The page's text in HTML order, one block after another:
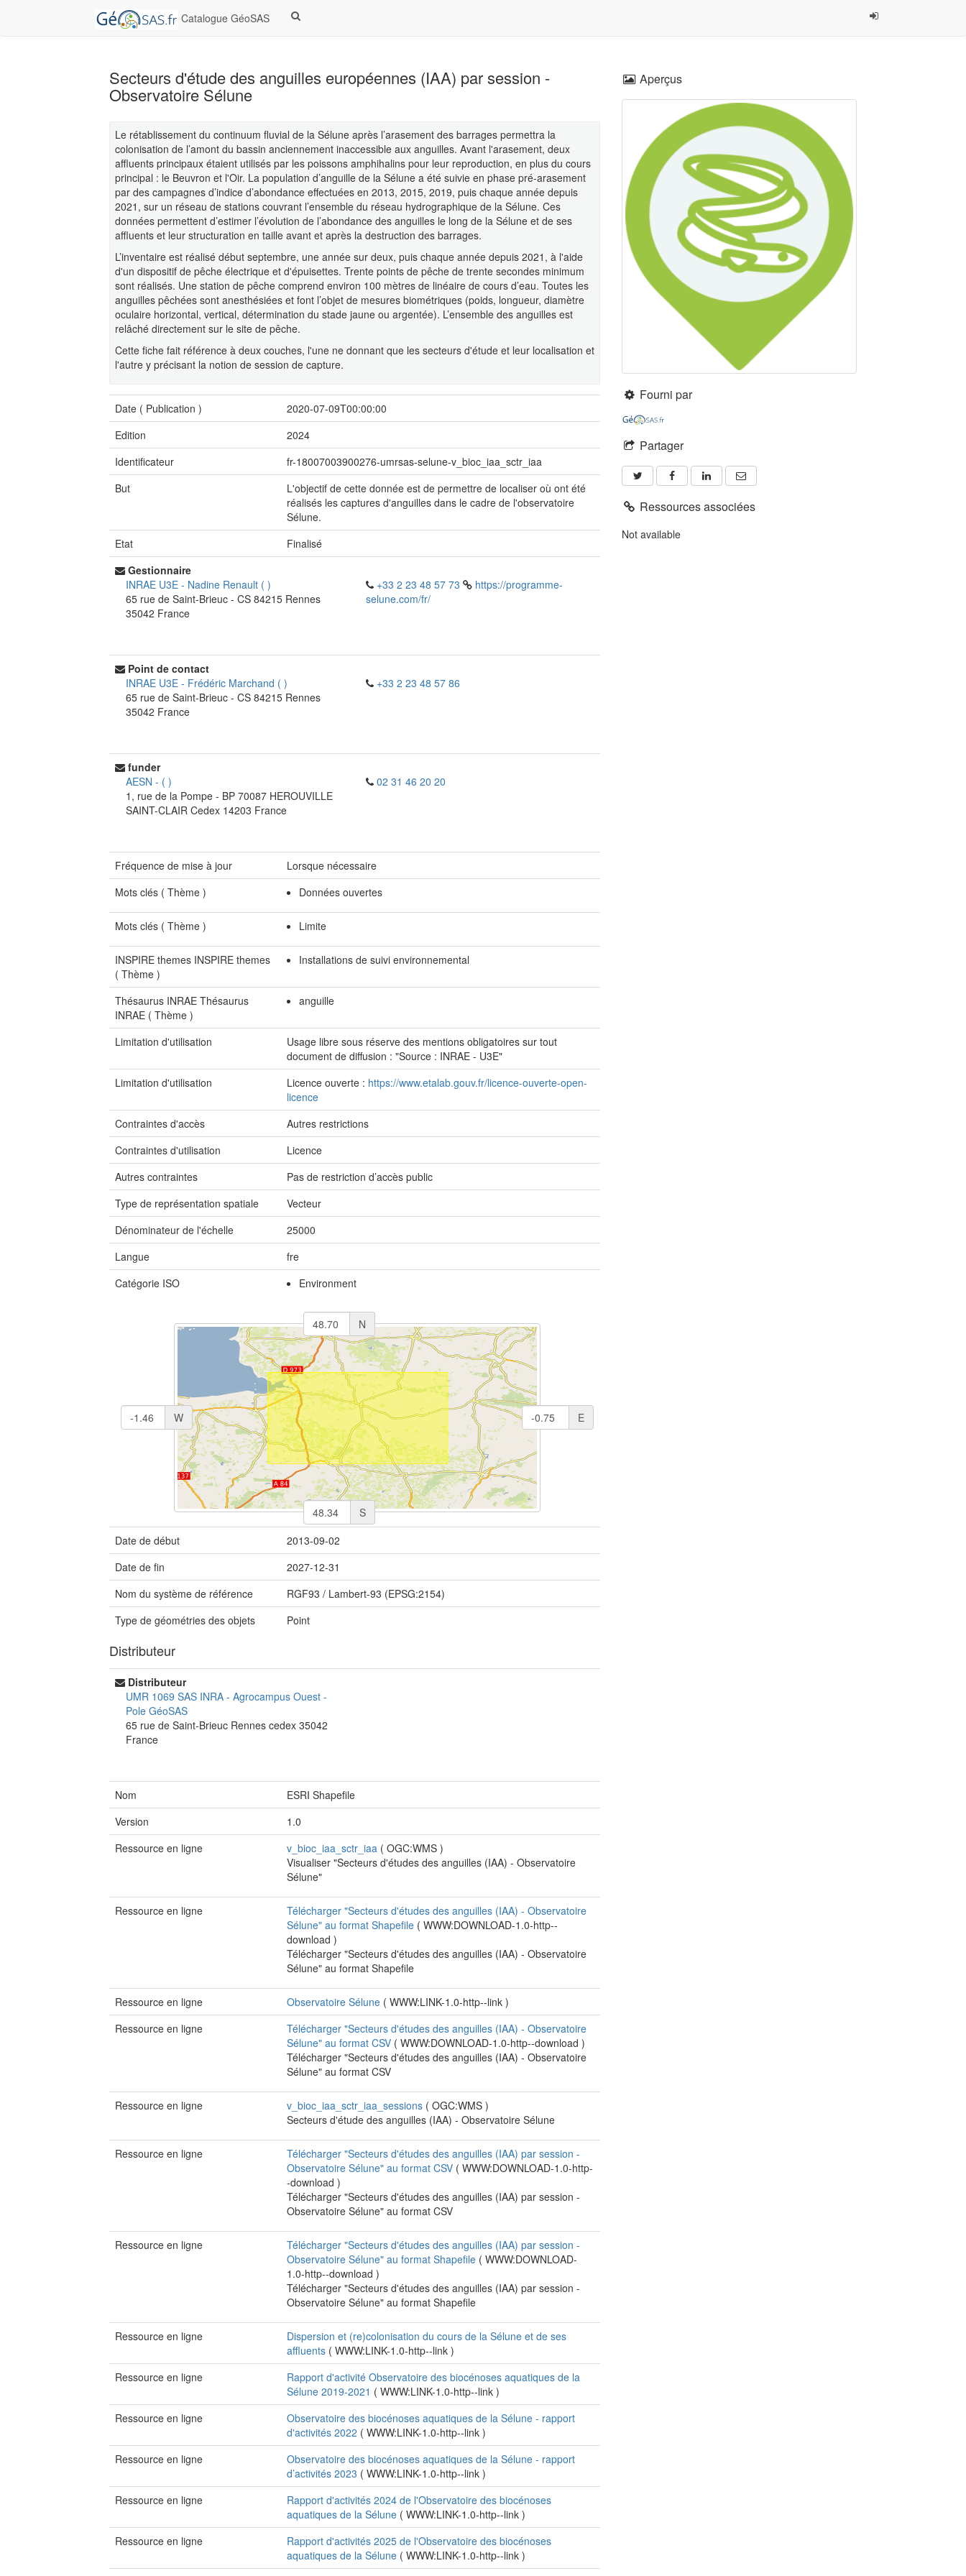
Catalogue GéoSAS
Secteurs d'étude des anguilles européennes (IAA) par session -
Observatoire Sélune
Le rétablissement du continuum fluvial de la Sélune après l’arasement des barrages permettra la
colonisation de l’amont du bassin anciennement inaccessible aux anguilles. Avant l'arasement, deux
affluents principaux étaient utilisés par les poissons amphihalins pour leur reproduction, en plus du cours
principal : le Beuvron et l'Oir. La population d’anguille de la Sélune a été suivie en phase pré-arasement
par des campagnes d’indice d’abondance effectuées en 2013, 2015, 2019, puis chaque année depuis
2021, sur un réseau de stations couvrant l’ensemble du réseau hydrographique de la Sélune. Ces
données permettent d’estimer l’évolution de l’abondance des anguilles le long de la Sélune et de ses
affluents et leur structuration en taille avant et après la destruction des barrages.
L’inventaire est réalisé début septembre, une année sur deux, puis chaque année depuis 2021, à l'aide
d'un dispositif de pêche électrique et d'épuisettes. Trente points de pêche de trente secondes minimum
sont réalisés. Une station de pêche comprend environ 100 mètres de linéaire de cours d’eau. Toutes les
anguilles pêchées sont anesthésiées et font l’objet de mesures biométriques (poids, longueur, diamètre
oculaire horizontal, vertical, détermination du stade jaune ou argentée). L’ensemble des anguilles est
relâché directement sur le site de pêche.
Cette fiche fait référence à deux couches, l'une ne donnant que les secteurs d'étude et leur localisation et
l'autre y précisant la notion de session de capture.
Date ( Publication )
2020-07-09T00:00:00
Edition
2024
Identificateur
fr-18007003900276-umrsas-selune-v_bioc_iaa_sctr_iaa
But
L'objectif de cette donnée est de permettre de localiser où ont été
réalisés les captures d'anguilles dans le cadre de l'observatoire
Sélune.
Etat
Finalisé
Gestionnaire
INRAE U3E - Nadine Renault ( )
65 rue de Saint-Brieuc - CS 84215 Rennes
35042 France
+33 2 23 48 57 73
https://programme-
selune.com/fr/
Point de contact
INRAE U3E - Frédéric Marchand ( )
65 rue de Saint-Brieuc - CS 84215 Rennes
35042 France
+33 2 23 48 57 86
funder
AESN - ( )
1, rue de la Pompe - BP 70087 HEROUVILLE
SAINT-CLAIR Cedex 14203 France
02 31 46 20 20
Fréquence de mise à jour
Lorsque nécessaire
Mots clés ( Thème ) Données ouvertes
Mots clés ( Thème ) Limite
INSPIRE themes INSPIRE themes
( Thème )
Installations de suivi environnemental
Thésaurus INRAE Thésaurus
INRAE ( Thème )
anguille
Limitation d'utilisation
Usage libre sous réserve des mentions obligatoires sur tout
document de diffusion : "Source : INRAE - U3E"
Limitation d'utilisation
Licence ouverte : https://www.etalab.gouv.fr/licence-ouverte-open-
licence
Contraintes d'accès
Autres restrictions
Contraintes d'utilisation
Licence
Autres contraintes
Pas de restriction d’accès public
Type de représentation spatiale
Vecteur
Dénominateur de l'échelle
25000
Langue
fre
Catégorie ISO
Environment
N
S
E
W
Date de début
2013-09-02
Date de fin
2027-12-31
Nom du système de référence
RGF93 / Lambert-93 (EPSG:2154)
Type de géométries des objets
Point
Distributeur
Distributeur
UMR 1069 SAS INRA - Agrocampus Ouest -
Pole GéoSAS
65 rue de Saint-Brieuc Rennes cedex 35042
France
Nom
ESRI Shapefile
Version
1.0
Ressource en ligne
v_bioc_iaa_sctr_iaa (OGC:WMS)
Visualiser "Secteurs d'études des anguilles (IAA) - Observatoire
Sélune"
Ressource en ligne
Télécharger "Secteurs d'études des anguilles (IAA) - Observatoire
Sélune" au format Shapefile (WWW:DOWNLOAD-1.0-http--
download)
Télécharger "Secteurs d'études des anguilles (IAA) - Observatoire
Sélune" au format Shapefile
Ressource en ligne Observatoire Sélune (WWW:LINK-1.0-http--link)
Ressource en ligne
Télécharger "Secteurs d'études des anguilles (IAA) - Observatoire
Sélune" au format CSV (WWW:DOWNLOAD-1.0-http--download)
Télécharger "Secteurs d'études des anguilles (IAA) - Observatoire
Sélune" au format CSV
Ressource en ligne v_bioc_iaa_sctr_iaa_sessions (OGC:WMS)
Secteurs d'étude des anguilles (IAA) - Observatoire Sélune
Ressource en ligne
Télécharger "Secteurs d'études des anguilles (IAA) par session -
Observatoire Sélune" au format CSV (WWW:DOWNLOAD-1.0-http-
-download)
Télécharger "Secteurs d'études des anguilles (IAA) par session -
Observatoire Sélune" au format CSV
Ressource en ligne
Télécharger "Secteurs d'études des anguilles (IAA) par session -
Observatoire Sélune" au format Shapefile (WWW:DOWNLOAD-
1.0-http--download)
Télécharger "Secteurs d'études des anguilles (IAA) par session -
Observatoire Sélune" au format Shapefile
Ressource en ligne
Dispersion et (re)colonisation du cours de la Sélune et de ses
affluents (WWW:LINK-1.0-http--link)
Ressource en ligne
Rapport d'activité Observatoire des biocénoses aquatiques de la
Sélune 2019-2021 (WWW:LINK-1.0-http--link)
Ressource en ligne
Observatoire des biocénoses aquatiques de la Sélune - rapport
d'activités 2022 (WWW:LINK-1.0-http--link)
Ressource en ligne
Observatoire des biocénoses aquatiques de la Sélune - rapport
d’activités 2023 (WWW:LINK-1.0-http--link)
Ressource en ligne
Rapport d'activités 2024 de l'Observatoire des biocénoses
aquatiques de la Sélune (WWW:LINK-1.0-http--link)
Ressource en ligne
Rapport d'activités 2025 de l'Observatoire des biocénoses
aquatiques de la Sélune (WWW:LINK-1.0-http--link)
Aperçus
Fourni par
Partager
Ressources associées
Not available